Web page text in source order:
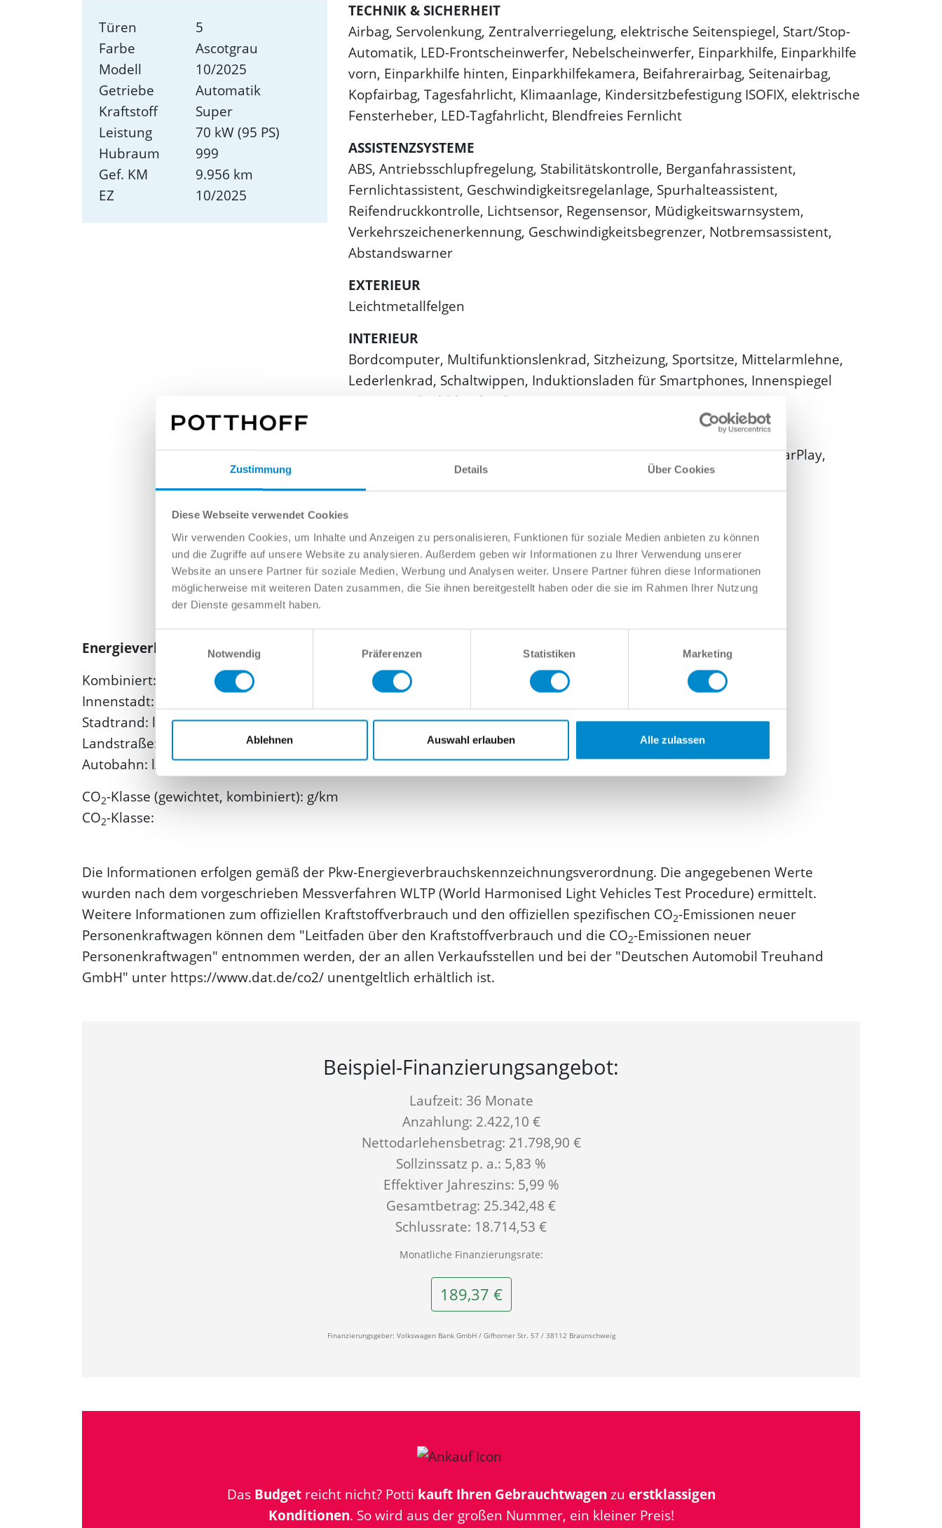
Zustimmung Details Über Cookies
Diese Webseite verwendet Cookies
Wir verwenden Cookies, um Inhalte und Anzeigen zu personalisieren, Funktionen für soziale Medien anbieten zu können
und die Zugriffe auf unsere Website zu analysieren. Außerdem geben wir Informationen zu Ihrer Verwendung unserer
Website an unsere Partner für soziale Medien, Werbung und Analysen weiter. Unsere Partner führen diese Informationen
möglicherweise mit weiteren Daten zusammen, die Sie ihnen bereitgestellt haben oder die sie im Rahmen Ihrer Nutzung
der Dienste gesammelt haben.
Notwendig
Präferenzen Statistiken Marketing
Ablehnen Auswahl erlauben Alle zulassen
Türen
5
Farbe
Ascotgrau
Modell
10/2025
Getriebe
Automatik
Kraftstoff
Super
Leistung
70 kW (95 PS)
Hubraum
999
Gef. KM
9.956 km
EZ
10/2025
TECHNIK & SICHERHEIT
Airbag, Servolenkung, Zentralverriegelung, elektrische Seitenspiegel, Start/Stop-
Automatik, LED-Frontscheinwerfer, Nebelscheinwerfer, Einparkhilfe, Einparkhilfe
vorn, Einparkhilfe hinten, Einparkhilfekamera, Beifahrerairbag, Seitenairbag,
Kopfairbag, Tagesfahrlicht, Klimaanlage, Kindersitzbefestigung ISOFIX, elektrische
Fensterheber, LED-Tagfahrlicht, Blendfreies Fernlicht
ASSISTENZSYSTEME
ABS, Antriebsschlupfregelung, Stabilitätskontrolle, Berganfahrassistent,
Fernlichtassistent, Geschwindigkeitsregelanlage, Spurhalteassistent,
Reifendruckkontrolle, Lichtsensor, Regensensor, Müdigkeitswarnsystem,
Verkehrszeichenerkennung, Geschwindigkeitsbegrenzer, Notbremsassistent,
Abstandswarner
EXTERIEUR
Leichtmetallfelgen
INTERIEUR
Bordcomputer, Multifunktionslenkrad, Sitzheizung, Sportsitze, Mittelarmlehne,
Lederlenkrad, Schaltwippen, Induktionsladen für Smartphones, Innenspiegel
automatisch abblendend
Navigationssystem, Radio, Freisprecheinrichtung, Digitalradio, USB, CarPlay,
Android Auto, Musikstreaming integriert
Ambiente-Licht
HIGHLIGHTS
Volldigitales Kombiinstrument
Energieverbrauch und Emissionen
Kombiniert: l/100km
Innenstadt: l/100km
Stadtrand: l/100km
Landstraße: l/100km
Autobahn: l/100km
CO2-Klasse (gewichtet, kombiniert): g/km
CO2-Klasse:
Die Informationen erfolgen gemäß der Pkw-Energie­verbrauchs­kennzeichnungs­verordnung. Die angegebenen Werte
wurden nach dem vorgeschrieben Messverfahren WLTP (World Harmonised Light Vehicles Test Procedure) ermittelt.
Weitere Informationen zum offiziellen Kraftstoffverbrauch und den offiziellen spezifischen CO2-Emissionen neuer
Personenkraftwagen können dem "Leitfaden über den Kraftstoffverbrauch und die CO2-Emissionen neuer
Personenkraftwagen" entnommen werden, der an allen Verkaufsstellen und bei der "Deutschen Automobil Treuhand
GmbH" unter https://www.dat.de/co2/ unentgeltlich erhältlich ist.
Beispiel-Finanzierungs­angebot:
Laufzeit: 36 Monate
Anzahlung: 2.422,10 €
Nettodarlehensbetrag: 21.798,90 €
Sollzinssatz p. a.: 5,83 %
Effektiver Jahreszins: 5,99 %
Gesamtbetrag: 25.342,48 €
Schlussrate: 18.714,53 €
Monatliche Finanzierungsrate:
189,37 €
Finanzierungsgeber: Volkswagen Bank GmbH / Gifhorner Str. 57 / 38112 Braunschweig
Das Budgetreicht nicht? Potti kauft Ihren Gebrauchtwagen zu erstklassigen
Konditionen. So wird aus der großen Nummer, ein kleiner Preis!